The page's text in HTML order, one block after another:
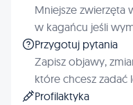
Mniejsze zwierzęta
w kagańcu jeśli
Przygotuj pytania
Zapisz objawy,
które chcesz zadać
Profilaktyka